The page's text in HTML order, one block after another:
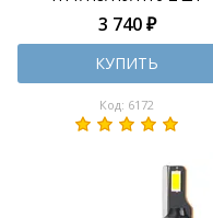
3 740 ₽
КУПИТЬ
Код: 6172